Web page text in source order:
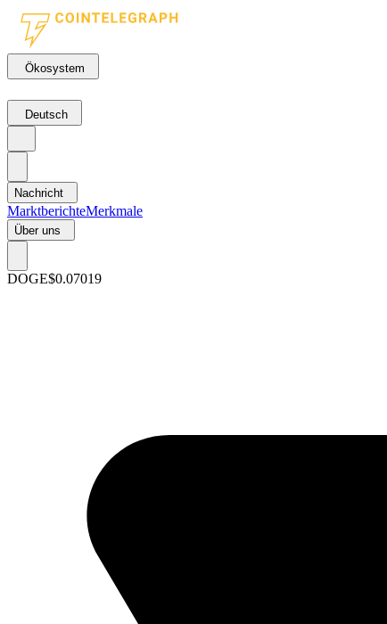
Ökosystem
Deutsch
Nachricht
MarktberichteMerkmale
Über uns
DOGE$0.07019